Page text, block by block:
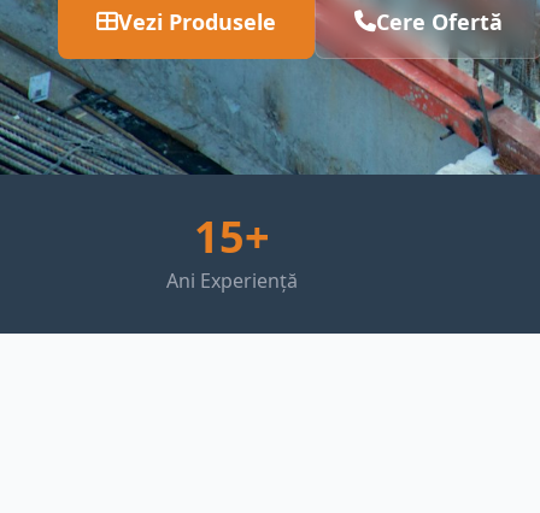
Vezi Produsele Cere Ofertă
15+
Ani Experiență